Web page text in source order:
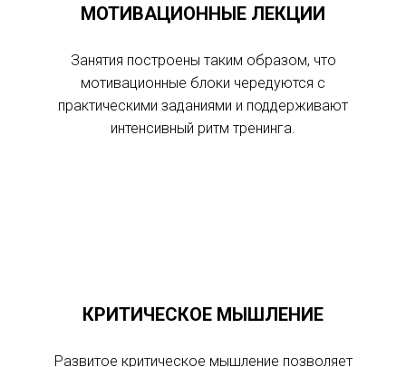
МОТИВАЦИОННЫЕ ЛЕКЦИИ
Занятия построены таким образом, что
мотивационные блоки чередуются с
практическими заданиями и поддерживают
интенсивный ритм тренинга.
КРИТИЧЕСКОЕ МЫШЛЕНИЕ
Развитое критическое мышление позволяет